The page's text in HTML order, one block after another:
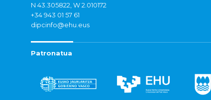
N 43.305822, W 2.010172
+34 943 01 57 61
dipcinfo@ehu.eus
Patronatua